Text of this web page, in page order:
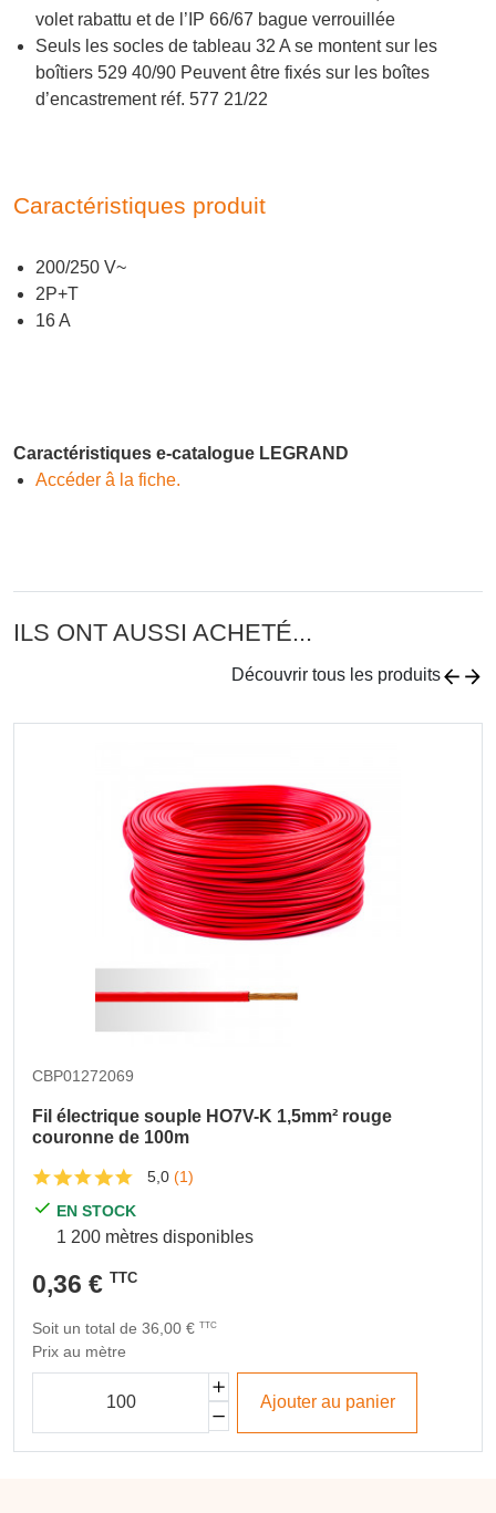
volet rabattu et de l’IP 66/67 bague verrouillée
Seuls les socles de tableau 32 A se montent sur les
boîtiers 529 40/90 Peuvent être fixés sur les boîtes
d’encastrement réf. 577 21/22
Caractéristiques produit
200/250 V~
2P+T
16 A
Caractéristiques e-catalogue LEGRAND
Accéder â la fiche.
ILS ONT AUSSI ACHETÉ...
Découvrir tous les produits
CBP01272069
Fil électrique souple HO7V-K 1,5mm² rouge
couronne de 100m
5,0 (1)
EN STOCK
1 200 mètres disponibles
0,36 € TTC
Soit un total de 36,00 € TTC
Prix au mètre
Ajouter au panier